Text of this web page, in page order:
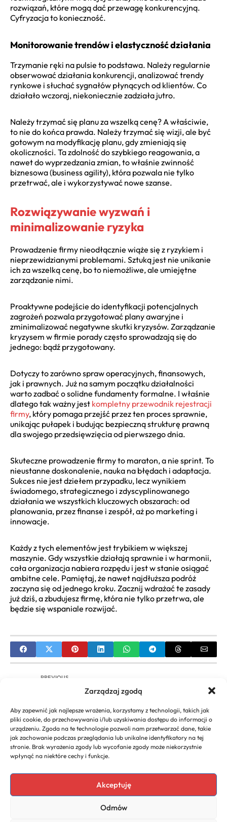
Zarządzaj zgodą
Aby zapewnić jak najlepsze wrażenia, korzystamy z technologii, takich jak
pliki cookie, do przechowywania i/lub uzyskiwania dostępu do informacji o
urządzeniu. Zgoda na te technologie pozwoli nam przetwarzać dane, takie
jak zachowanie podczas przeglądania lub unikalne identyfikatory na tej
stronie. Brak wyrażenia zgody lub wycofanie zgody może niekorzystnie
wpłynąć na niektóre cechy i funkcje.
Akceptuję
Odmów
rozwiązań, które mogą dać przewagę konkurencyjną.
Cyfryzacja to konieczność.
Monitorowanie trendów i elastyczność działania
Trzymanie ręki na pulsie to podstawa. Należy regularnie
obserwować działania konkurencji, analizować trendy
rynkowe i słuchać sygnałów płynących od klientów. Co
działało wczoraj, niekoniecznie zadziała jutro.
Należy trzymać się planu za wszelką cenę? A właściwie,
to nie do końca prawda. Należy trzymać się wizji, ale być
gotowym na modyfikację planu, gdy zmieniają się
okoliczności. Ta zdolność do szybkiego reagowania, a
nawet do wyprzedzania zmian, to właśnie zwinność
biznesowa (business agility), która pozwala nie tylko
przetrwać, ale i wykorzystywać nowe szanse.
Rozwiązywanie wyzwań i
minimalizowanie ryzyka
Prowadzenie firmy nieodłącznie wiąże się z ryzykiem i
nieprzewidzianymi problemami. Sztuką jest nie unikanie
ich za wszelką cenę, bo to niemożliwe, ale umiejętne
zarządzanie nimi.
Proaktywne podejście do identyfikacji potencjalnych
zagrożeń pozwala przygotować plany awaryjne i
zminimalizować negatywne skutki kryzysów. Zarządzanie
kryzysem w firmie porady często sprowadzają się do
jednego: bądź przygotowany.
Dotyczy to zarówno spraw operacyjnych, finansowych,
jak i prawnych. Już na samym początku działalności
warto zadbać o solidne fundamenty formalne. I właśnie
dlatego tak ważny jest kompletny przewodnik rejestracji
firmy, który pomaga przejść przez ten proces sprawnie,
unikając pułapek i budując bezpieczną strukturę prawną
dla swojego przedsięwzięcia od pierwszego dnia.
Skuteczne prowadzenie firmy to maraton, a nie sprint. To
nieustanne doskonalenie, nauka na błędach i adaptacja.
Sukces nie jest dziełem przypadku, lecz wynikiem
świadomego, strategicznego i zdyscyplinowanego
działania we wszystkich kluczowych obszarach: od
planowania, przez finanse i zespół, aż po marketing i
innowacje.
Każdy z tych elementów jest trybikiem w większej
maszynie. Gdy wszystkie działają sprawnie i w harmonii,
cała organizacja nabiera rozpędu i jest w stanie osiągać
ambitne cele. Pamiętaj, że nawet najdłuższa podróż
zaczyna się od jednego kroku. Zacznij wdrażać te zasady
już dziś, a zbudujesz firmę, która nie tylko przetrwa, ale
będzie się wspaniale rozwijać.
PREVIOUS
Jakie Podatki w Niemczech Obowiązują?
NEXT
Jaka firma pralek najlepsza? Kompleksowy
poradnik i ranking marek
Copyright 2026. All rights